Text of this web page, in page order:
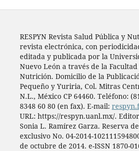
RESPYN Revista Salud Pública y
revista electrónica, con
editada y publicada por la
Nuevo León a través de la
Nutrición. Domicilio de la
Pequeño y Yuriria, Col. Mitras
N.L., México CP 64460. Teléfono:
8348 60 80 (en fax). E-mail:
URL: https://respyn.uanl.mx/.
Sonia L. Ramírez Garza. Reserva
exclusivo No. 04-2014-
de octubre de 2014. e-ISSN 1870-